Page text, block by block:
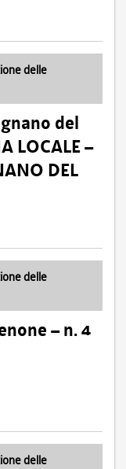
delle
del
LOCALE –
DEL
delle
– n. 4
delle